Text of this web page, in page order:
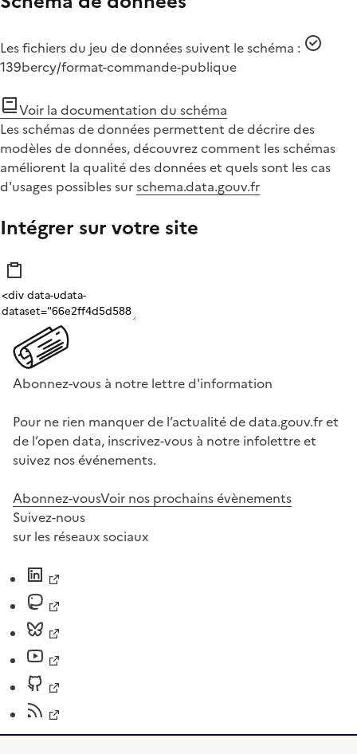
Les fichiers du jeu de données suivent le schéma :
139bercy/format-commande-publique
Voir la documentation du schéma
Les schémas de données permettent de décrire des
modèles de données, découvrez comment les schémas
améliorent la qualité des données et quels sont les cas
d'usages possibles surschema.data.gouv.fr
Intégrer sur votre site
Abonnez-vous à notre lettre d'information
Pour ne rien manquer de l’actualité de data.gouv.fr et
de l’open data, inscrivez-vous à notre infolettre et
suivez nos événements.
Abonnez-vousVoir nos prochains évènements
Suivez-nous
sur les réseaux sociaux